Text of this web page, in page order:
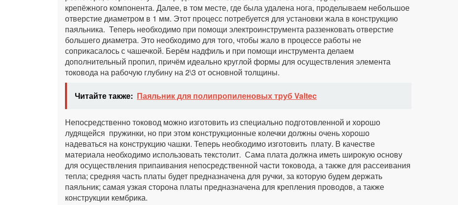
крепёжного компонента. Далее, в том месте, где была удалена нога, проделываем небольшое
отверстие диаметром в 1 мм. Этот процесс потребуется для установки жала в конструкцию
паяльника. Теперь необходимо при помощи электроинструмента раззенковать отверстие
большего диаметра. Это необходимо для того, чтобы жало в процессе работы не
соприкасалось с чашечкой. Берём надфиль и при помощи инструмента делаем
дополнительный пропил, причём идеально круглой формы для осуществления элемента
токовода на рабочую глубину на 2\3 от основной толщины.
Читайте также: Паяльник для полипропиленовых труб Valtec
Непосредственно токовод можно изготовить из специально подготовленной и хорошо
лудящейся пружинки, но при этом конструкционные колечки должны очень хорошо
надеваться на конструкцию чашки. Теперь необходимо изготовить плату. В качестве
материала необходимо использовать текстолит. Сама плата должна иметь широкую основу
для осуществления припаивания непосредственной части токовода, а также для рассеивания
тепла; средняя часть платы будет предназначена для ручки, за которую будем держать
паяльник; самая узкая сторона платы предназначена для крепления проводов, а также
конструкции кембрика.